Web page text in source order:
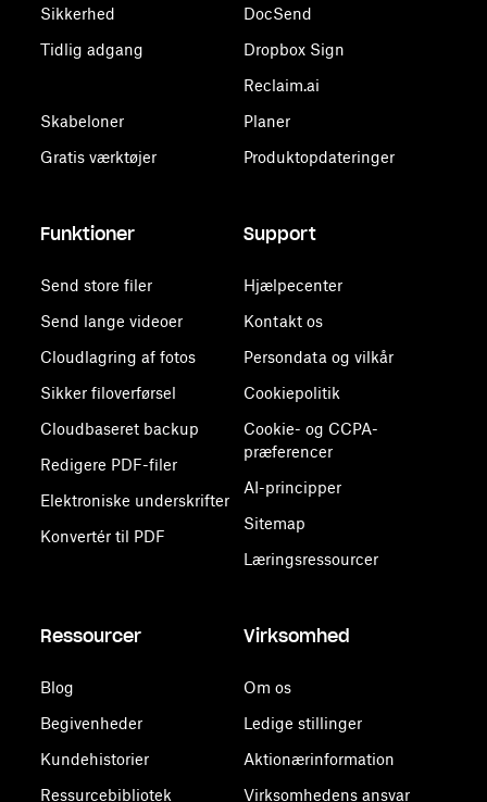
Sikkerhed
Tidlig adgang
Skabeloner
Gratis værktøjer
DocSend
Dropbox Sign
Reclaim.ai
Planer
Produktopdateringer
Funktioner
Send store filer
Send lange videoer
Cloudlagring af fotos
Sikker filoverførsel
Cloudbaseret backup
Redigere PDF-filer
Elektroniske underskrifter
Konvertér til PDF
Support
Hjælpecenter
Kontakt os
Persondata og vilkår
Cookiepolitik
Cookie- og CCPA-
præferencer
AI-principper
Sitemap
Læringsressourcer
Ressourcer
Blog
Begivenheder
Kundehistorier
Ressurcebibliotek
Virksomhed
Om os
Ledige stillinger
Aktionærinformation
Virksomhedens ansvar